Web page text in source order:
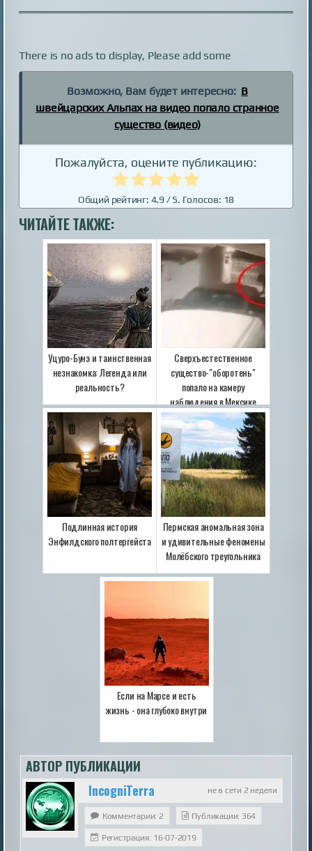
There is no ads to display, Please add some
Возможно, Вам будет интересно: В
швейцарских Альпах на видео попало странное
существо (видео)
Пожалуйста, оцените публикацию:
Общий рейтинг: 4.9/ 5. Голосов: 18
ЧИТАЙТЕ ТАКЖЕ:
Уцуро-Бунэ и таинственная
незнакомка: Легенда или
реальность?
Сверхъестественное
существо-"оборотень"
попало на камеру
наблюдения в Мексике
Подлинная история
Энфилдского полтергейста
Пермская аномальная зона
и удивительные феномены
Молёбского треугольника
Если на Марсе и есть
жизнь - она глубоко внутри
АВТОР ПУБЛИКАЦИИ
не в сети 2 недели
IncogniTerra
Комментарии: 2 Публикации: 364
Регистрация: 16-07-2019